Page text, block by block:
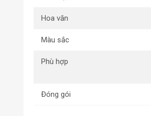
Hoa văn
Màu sắc
Phù hợp
Đóng gói